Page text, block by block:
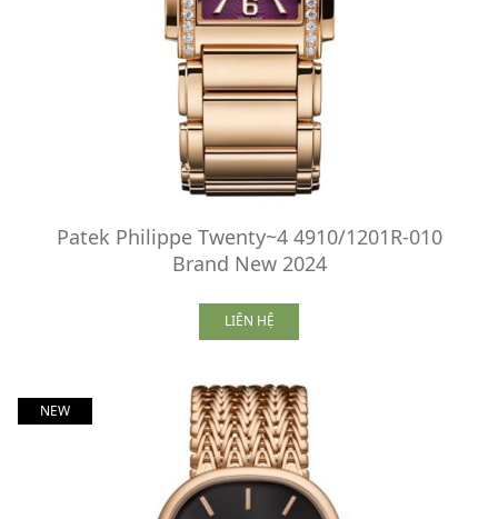
Patek Philippe Twenty~4 4910/1201R-010
Brand New 2024
LIÊN HỆ
NEW